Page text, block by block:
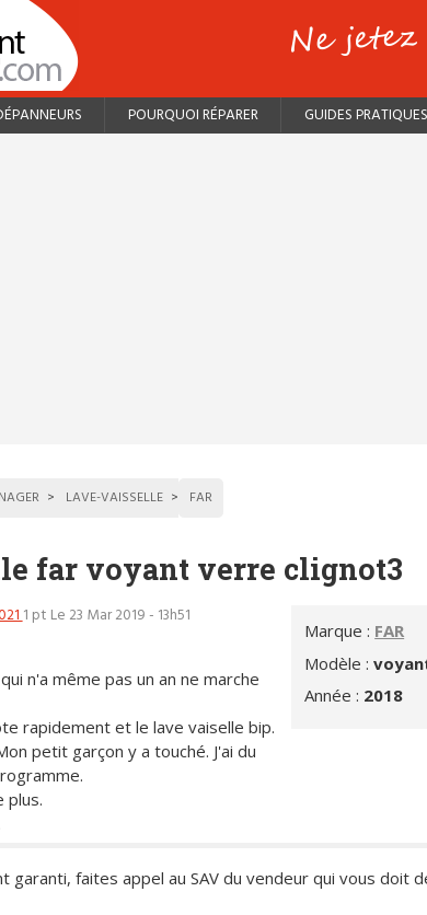
POURQUOI RÉPARER GUIDES PRATIQUES
LAVE-VAISSELLE FAR
far voyant verre clignot3
Marque : FAR
Modèle :
Année : 2018
1 pt Le 23 Mar 2019 - 13h51
n'a même pas un an ne marche
rapidement et le lave vaiselle bip.
petit garçon y a touché. J'ai du
plus.
garanti, faites appel au SAV du vendeur qui vous doit